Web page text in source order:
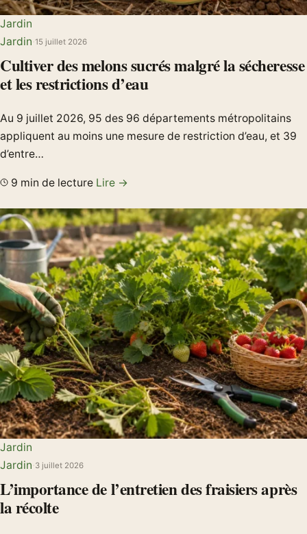
Jardin
Jardin 15 juillet 2026
Cultiver des melons sucrés malgré la sécheresse
et les restrictions d’eau
Au 9 juillet 2026, 95 des 96 départements métropolitains
appliquent au moins une mesure de restriction d’eau, et 39
d’entre…
9 min de lecture Lire →
Jardin
Jardin 3 juillet 2026
L’importance de l’entretien des fraisiers après
la récolte